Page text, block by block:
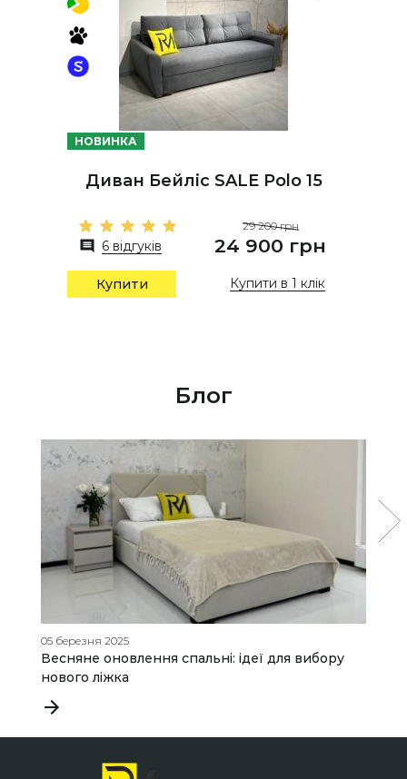
НОВИНКА
Диван Бейліс SALE Polo 15
6 відгуків
29 200 грн
24 900 грн
Купити Купити в 1 клік
Блог
05 березня 2025
Весняне оновлення спальні: ідеї для вибору
нового ліжка